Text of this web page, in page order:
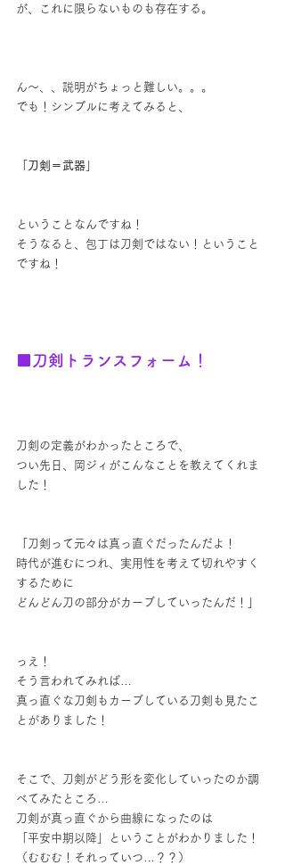
が、これに限らないものも存在する。
ん～、、説明がちょっと難しい。。。
でも！シンプルに考えてみると、
刀剣＝武器
ということなんですね！
そうなると、包丁は刀剣ではない！ということ
ですね！
■刀剣トランスフォーム！
刀剣の定義がわかったところで、
つい先日、岡ジィがこんなことを教えてくれま
した！
「刀剣って元々は真っ直ぐだったんだよ！
時代が進むにつれ、実用性を考えて切れやすく
するために
どんどん刀の部分がカーブしていったんだ！」
っえ！
そう言われてみれば…
真っ直ぐな刀剣もカーブしている刀剣も見たこ
とがありました！
そこで、刀剣がどう形を変化していったのか調
べてみたところ…
刀剣が真っ直ぐから曲線になったのは
「平安中期以降」ということがわかりました！
（むむむ！それっていつ…？？）